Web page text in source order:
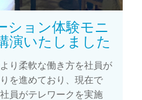
ション体験モニ
演いたしました
り柔軟な働き方を社員が
を進めており、現在で
員がテレワークを実施